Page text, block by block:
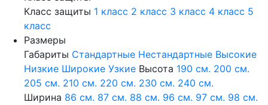
Класс защиты 1 класс 2 класс 3 класс 4 класс 5
класс
Размеры
Габариты Стандартные Нестандартные Высокие
Низкие Широкие Узкие Высота 190 см. 200 см.
205 см. 210 см. 220 см. 230 см. 240 см.
Ширина 86 см. 87 см. 88 см. 96 см. 97 см. 98 см.